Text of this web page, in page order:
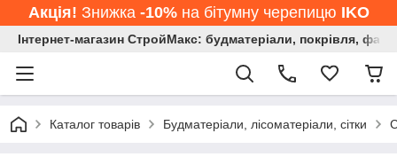
Акція! Знижка -10%на бітумну черепицю IKO
Інтернет-магазин СтройМакс: будматеріали, покрівля,
Каталог товарів Будматеріали, лісоматеріали, сітки